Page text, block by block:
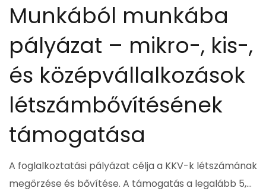
Munkából munkába
pályázat – mikro-, kis-,
és középvállalkozások
létszámbővítésének
támogatása
A foglalkoztatási pályázat célja a KKV-k létszámának
megőrzése és bővítése. A támogatás a legalább 5,…